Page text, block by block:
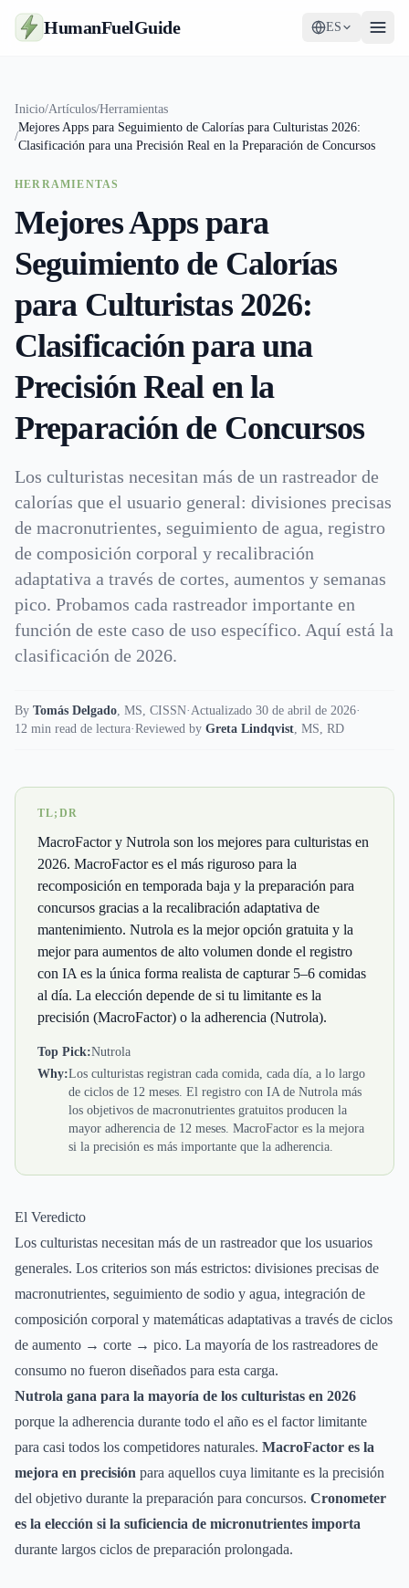
HumanFuelGuide ES
Herramientas
Estrategia
Inicio/Artículos/Herramientas
/
Mejores Apps para Seguimiento de Calorías para Culturistas 2026:
Clasificación para una Precisión Real en la Preparación de Concursos
HERRAMIENTAS
Mejores Apps para
Seguimiento de Calorías
para Culturistas 2026:
Clasificación para una
Precisión Real en la
Preparación de Concursos
Los culturistas necesitan más de un rastreador de
calorías que el usuario general: divisiones precisas
de macronutrientes, seguimiento de agua, registro
de composición corporal y recalibración
adaptativa a través de cortes, aumentos y semanas
pico. Probamos cada rastreador importante en
función de este caso de uso específico. Aquí está la
clasificación de 2026.
By Tomás Delgado, MS, CISSN·Actualizado 30 de abril de 2026·
12 min read de lectura·Reviewed by Greta Lindqvist, MS, RD
TL;DR
MacroFactor y Nutrola son los mejores para culturistas en
2026. MacroFactor es el más riguroso para la
recomposición en temporada baja y la preparación para
concursos gracias a la recalibración adaptativa de
mantenimiento. Nutrola es la mejor opción gratuita y la
mejor para aumentos de alto volumen donde el registro
con IA es la única forma realista de capturar 5–6 comidas
al día. La elección depende de si tu limitante es la
precisión (MacroFactor) o la adherencia (Nutrola).
Top Pick:Nutrola
Why:Los culturistas registran cada comida, cada día, a lo largo
de ciclos de 12 meses. El registro con IA de Nutrola más
los objetivos de macronutrientes gratuitos producen la
mayor adherencia de 12 meses. MacroFactor es la mejora
si la precisión es más importante que la adherencia.
El Veredicto
Los culturistas necesitan más de un rastreador que los usuarios
generales. Los criterios son más estrictos: divisiones precisas de
macronutrientes, seguimiento de sodio y agua, integración de
composición corporal y matemáticas adaptativas a través de ciclos
de aumento → corte → pico. La mayoría de los rastreadores de
consumo no fueron diseñados para esta carga.
Nutrola gana para la mayoría de los culturistas en 2026
porque la adherencia durante todo el año es el factor limitante
para casi todos los competidores naturales. MacroFactor es la
mejora en precisión para aquellos cuya limitante es la precisión
del objetivo durante la preparación para concursos. Cronometer
es la elección si la suficiencia de micronutrientes importa
durante largos ciclos de preparación prolongada.